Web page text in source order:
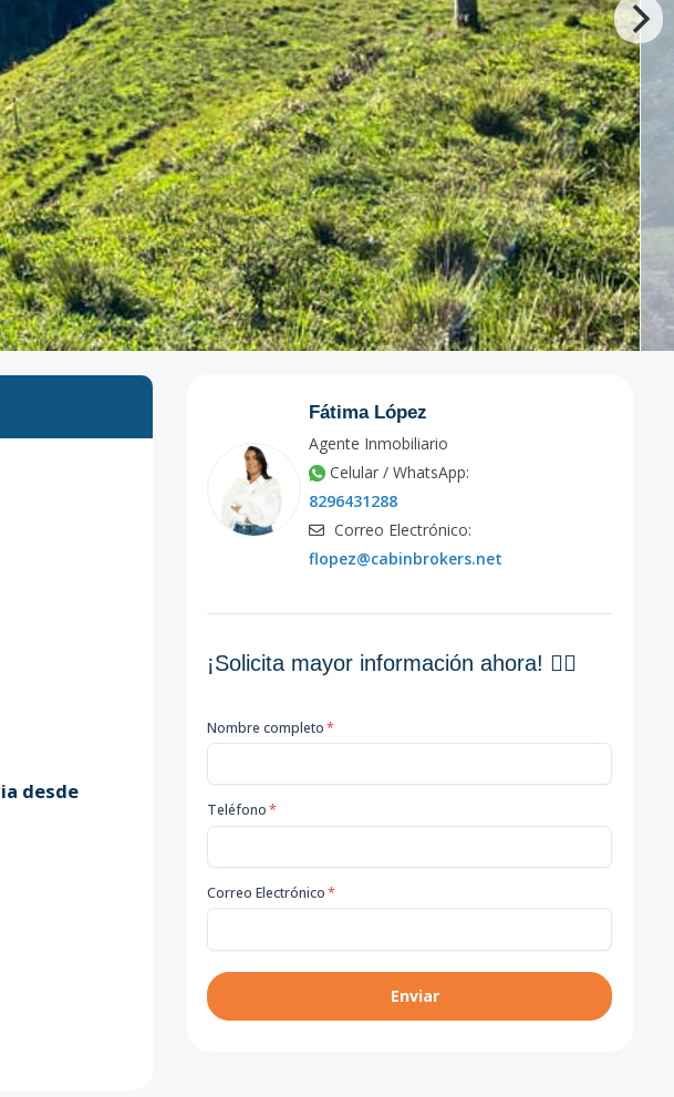
desde
Fátima López
Agente Inmobiliario
Celular / WhatsApp:
8296431288
Correo Electrónico:
flopez@cabinbrokers.net
¡Solicita mayor información ahora! 👇🏽
Nombre completo*
Teléfono*
Correo Electrónico*
Enviar